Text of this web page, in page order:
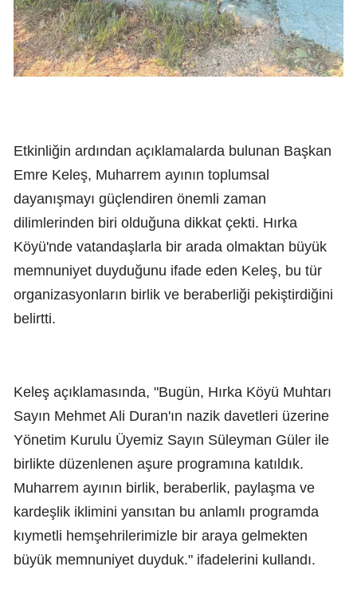
Etkinliğin ardından açıklamalarda bulunan Başkan
Emre Keleş, Muharrem ayının toplumsal
dayanışmayı güçlendiren önemli zaman
dilimlerinden biri olduğuna dikkat çekti. Hırka
Köyü'nde vatandaşlarla bir arada olmaktan büyük
memnuniyet duyduğunu ifade eden Keleş, bu tür
organizasyonların birlik ve beraberliği pekiştirdiğini
belirtti.
Keleş açıklamasında, "Bugün, Hırka Köyü Muhtarı
Sayın Mehmet Ali Duran'ın nazik davetleri üzerine
Yönetim Kurulu Üyemiz Sayın Süleyman Güler ile
birlikte düzenlenen aşure programına katıldık.
Muharrem ayının birlik, beraberlik, paylaşma ve
kardeşlik iklimini yansıtan bu anlamlı programda
kıymetli hemşehrilerimizle bir araya gelmekten
büyük memnuniyet duyduk." ifadelerini kullandı.